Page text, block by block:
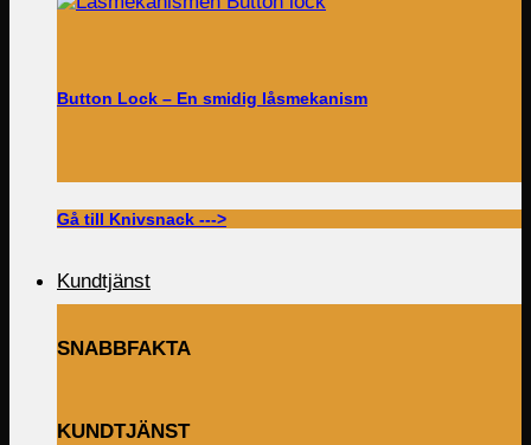
Button Lock – En smidig låsmekanism
Gå till Knivsnack --->
Kundtjänst
SNABBFAKTA
KUNDTJÄNST